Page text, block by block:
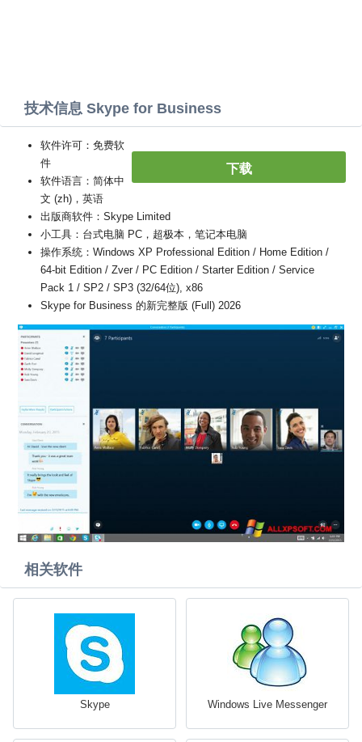
技术信息 Skype for Business
下载
软件许可：免费软
件
软件语言：简体中
文 (zh)，英语
出版商软件：Skype Limited
小工具：台式电脑 PC，超极本，笔记本电脑
操作系统：Windows XP Professional Edition / Home Edition /
64-bit Edition / Zver / PC Edition / Starter Edition / Service
Pack 1 / SP2 / SP3 (32/64位), x86
Skype for Business 的新完整版 (Full) 2026
相关软件
Skype Windows Live Messenger